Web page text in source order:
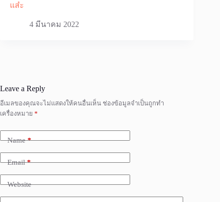
แส๋ะ
4 มีนาคม 2022
Leave a Reply
อีเมลของคุณจะไม่แสดงให้คนอื่นเห็น ช่องข้อมูลจำเป็นถูกทำ
เครื่องหมาย *
Name*
Email*
Website